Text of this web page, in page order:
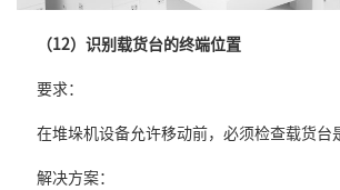
（12）识别载货台的终端位置
要求：
在堆垛机设备允许移动前，必须检查载货台
解决方案：